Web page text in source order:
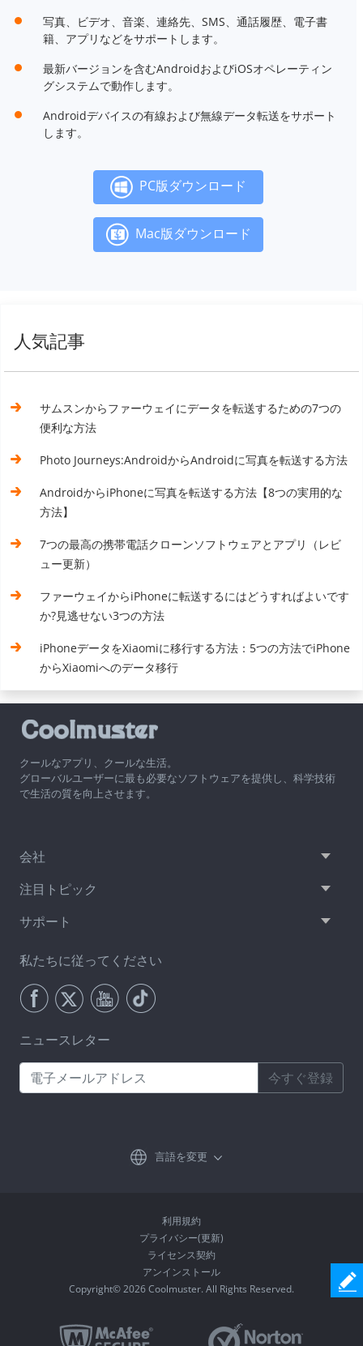
写真、ビデオ、音楽、連絡先、SMS、通話履歴、電子書
籍、アプリなどをサポートします。
最新バージョンを含むAndroidおよびiOSオペレーティン
グシステムで動作します。
Androidデバイスの有線および無線データ転送をサポート
します。
PC版ダウンロード
Mac版ダウンロード
人気記事
サムスンからファーウェイにデータを転送するための7つの
便利な方法
Photo Journeys:AndroidからAndroidに写真を転送する方法
AndroidからiPhoneに写真を転送する方法【8つの実用的な
方法】
7つの最高の携帯電話クローンソフトウェアとアプリ（レビ
ュー更新）
ファーウェイからiPhoneに転送するにはどうすればよいです
か?見逃せない3つの方法
iPhoneデータをXiaomiに移行する方法：5つの方法でiPhone
からXiaomiへのデータ移行
クールなアプリ、クールな生活。
グローバルユーザーに最も必要なソフトウェアを提供し、科学技術
で生活の質を向上させます。
会社
注目トピック
サポート
私たちに従ってください
ニュースレター
今すぐ登録
言語を変更
利用規約
プライバシー(更新)
ライセンス契約
アンインストール
Copyright© 2026 Coolmuster. All Rights Reserved.